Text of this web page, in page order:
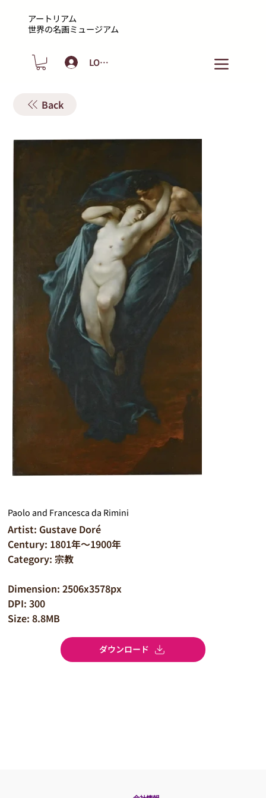
アートリアム
​世界の名画ミュージアム
LOGIN
Back
Paolo and Francesca da Rimini
Artist: Gustave Doré
Century: 1801年～1900年
Category: 宗教
Dimension: 2506x3578px
DPI: 300
Size: 8.8MB
ダウンロード